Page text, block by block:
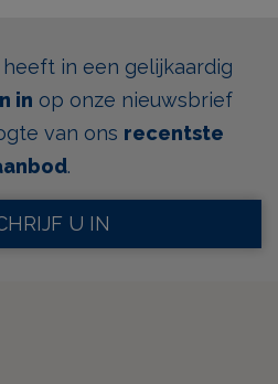
in een gelijkaardig
in op onze nieuwsbrief
van ons recentste
.
U IN